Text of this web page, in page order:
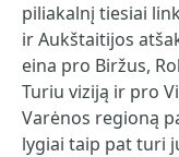
piliakalnį tiesiai
ir Aukštaitijos
eina pro Biržus,
Turiu viziją ir pro
Varėnos regioną
lygiai taip pat turi